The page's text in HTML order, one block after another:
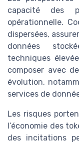
capacité des
opérationnelle.
dispersées,
données
techniques
composer avec
évolution,
services de
Les risques
l’économie des
des incitations